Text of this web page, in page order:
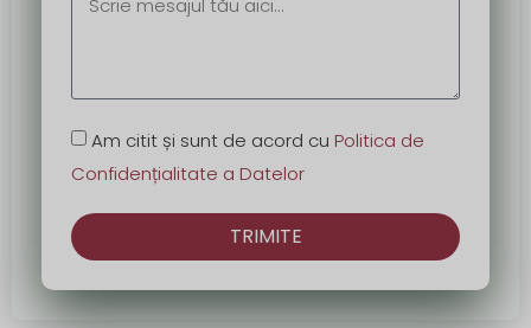
Am citit și sunt de acord cu Politica de
Confidențialitate a Datelor
TRIMITE